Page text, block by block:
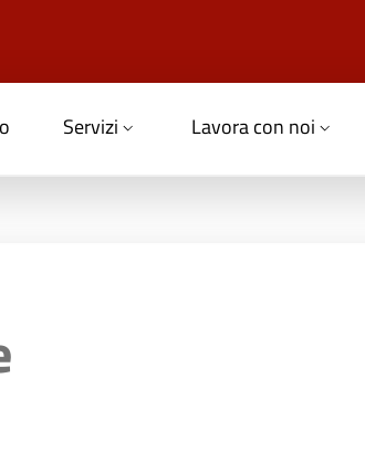
Servizi Lavora con noi